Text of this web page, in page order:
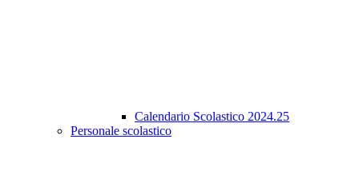
Calendario Scolastico 2024.25
Personale scolastico